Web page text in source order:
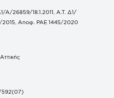
Α/26859/18.1.2011, Α.Τ. Δ1/
2015, Αποφ. ΡΑΕ 1445/2020
592(07)